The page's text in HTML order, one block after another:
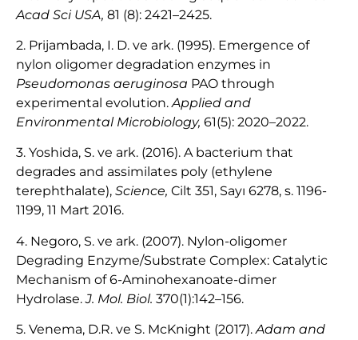
Acad Sci USA, 81 (8): 2421–2425.
2. Prijambada, I. D. ve ark. (1995). Emergence of
nylon oligomer degradation enzymes in
Pseudomonas aeruginosa PAO through
experimental evolution.Applied and
Environmental Microbiology, 61(5): 2020–2022.
3. Yoshida, S. ve ark. (2016). A bacterium that
degrades and assimilates poly (ethylene
terephthalate), Science, Cilt 351, Sayı 6278, s. 1196-
1199, 11 Mart 2016.
4. Negoro, S. ve ark. (2007). Nylon-oligomer
Degrading Enzyme/Substrate Complex: Catalytic
Mechanism of 6-Aminohexanoate-dimer
Hydrolase.J. Mol. Biol. 370(1):142–156.
5. Venema, D.R. ve S. McKnight (2017).Adam and